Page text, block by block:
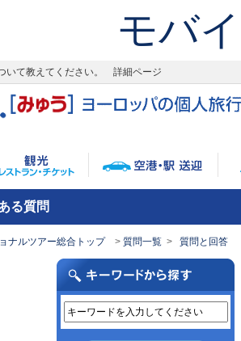
モバ
いて教えてください。 詳細ページ
る質問
ナルツアー総合トップ 質問一覧 質問と回答